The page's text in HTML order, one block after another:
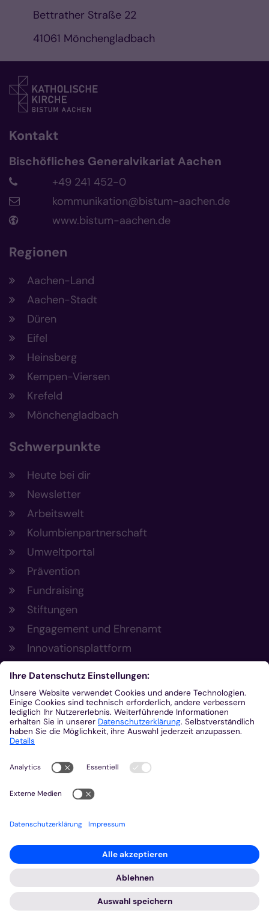
Bettrather Straße 22
41061 Mönchengladbach
Kontakt
Bischöfliches Generalvikariat Aachen
+49 241 452-0
kommunikation@bistum-aachen.de
www.bistum-aachen.de
Regionen
Aachen-Land
Aachen-Stadt
Düren
Eifel
Heinsberg
Kempen-Viersen
Krefeld
Mönchengladbach
Schwerpunkte
Heute bei dir
Newsletter
Arbeitswelt
Kolumbienpartnerschaft
Umweltportal
Prävention
Fundraising
Stiftungen
Engagement und Ehrenamt
Innovationsplattform
Aus der Plattform
Nachrichten
Veranstaltungen
Gottesdienste
Stellenangebote
Kirchenzeitung
Amtsblatt (Kirchlicher Anzeiger)
Rechtsdatenbank
Meldestelle gemäß Hinweisgeberschutzgesetz
2026 © Bistum Aachen
Impressum
Datenschutzerklärung